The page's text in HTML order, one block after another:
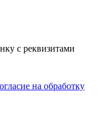
с реквизитами
на обработку